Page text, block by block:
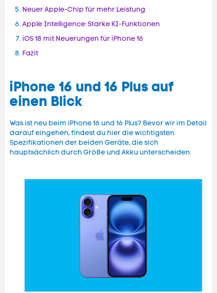
Neuer Apple-Chip für mehr Leistung
Apple Intelligence: Starke KI-Funktionen
iOS 18 mit Neuerungen für iPhone 16
Fazit
iPhone 16 und 16 Plus auf
einen Blick
Was ist neu beim iPhone 16 und 16 Plus? Bevor wir im Detail
darauf eingehen, findest du hier die wichtigsten
Spezifikationen der beiden Geräte, die sich
hauptsächlich durch Größe und Akku unterscheiden: